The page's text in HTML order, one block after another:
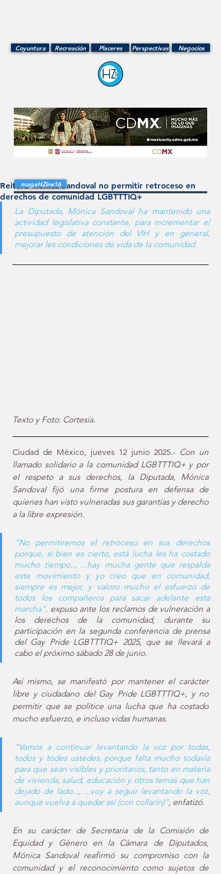
Coyuntura Recreación Placeres Negocios
Perspectivas
Reitera Mónica Sandoval no permitir retroceso en
derechos de comunidad LGBTTTIQ+
La Diputada, Mónica Sandoval ha mantenido una
actividad legislativa constante, para incrementar el
presupuesto de atención del VIH y en general,
mejorar les condiciones de vida de la comunidad.
Texto y Foto: Cortesía.
Ciudad de México, jueves 12 junio 2025.- Con un
llamado solidario a la comunidad LGBTTTIQ+ y por
el respeto a sus derechos, la Diputada, Mónica
Sandoval fijó una firme postura en defensa de
quienes han visto vulneradas sus garantías y derecho
a la libre expresión.
"No permitiremos el retroceso en sus derechos
porque, si bien es cierto, está lucha les ha costado
mucho tiempo.., ...hay mucha gente que respalda
este movimiento y yo creo que en comunidad,
siempre es mejor, y valoro mucho el esfuerzo de
todos los compañeros para sacar adelante esta
marcha", expuso ante los reclamos de vulneración a
los derechos de la comunidad, durante su
participación en la segunda conferencia de prensa
del Gay Pride LGBTTTIQ+ 2025, que se llevará a
cabo el próximo sábado 28 de junio.
Así mismo, se manifestó por mantener el carácter
libre y ciudadano del Gay Pride LGBTTTIQ+, y no
permitir que se politice una lucha que ha costado
mucho esfuerzo, e incluso vidas humanas.
"Vamos a continuar levantando la voz por todas,
todos y todes ustedes, porque falta mucho todavía
para que sean visibles y prioritarios, tanto en materia
de vivienda, salud, educación y otros temas que han
dejado de lado..., ...voy a seguir levantando la voz,
aunque vuelva a quedar así (con collarín)"
En su carácter de Secretaria de la Comisión de
Equidad y Género en la Cámara de Diputados,
Mónica Sandoval reafirmó su compromiso con la
comunidad y el reconocimiento como sujetos de
magaHZine16